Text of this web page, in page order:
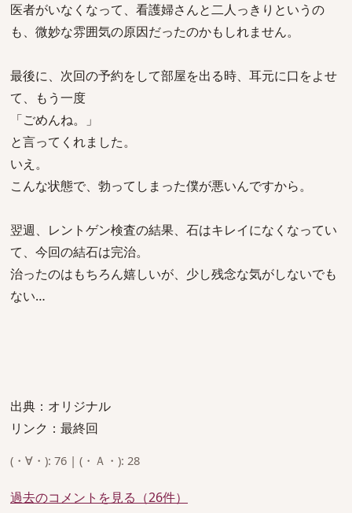
医者がいなくなって、看護婦さんと二人っきりというの
も、微妙な雰囲気の原因だったのかもしれません。
最後に、次回の予約をして部屋を出る時、耳元に口をよせ
て、もう一度
「ごめんね。」
と言ってくれました。
いえ。
こんな状態で、勃ってしまった僕が悪いんですから。
翌週、レントゲン検査の結果、石はキレイになくなってい
て、今回の結石は完治。
治ったのはもちろん嬉しいが、少し残念な気がしないでも
ない…
出典：オリジナル
リンク：最終回
(・∀・): 76 | (・Ａ・): 28
過去のコメントを見る（26件）